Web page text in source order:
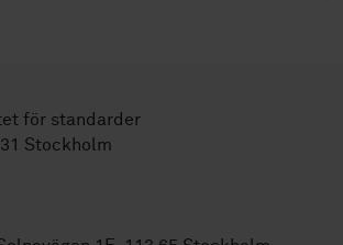
för standarder
Stockholm